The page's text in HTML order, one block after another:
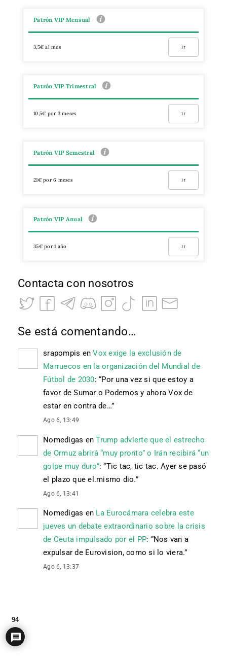
Patrón VIP Mensual
3,5€ al mes Ir
Patrón VIP Trimestral
10,5€ por 3 meses Ir
Patrón VIP Semestral
21€ por 6 meses Ir
Patrón VIP Anual
35€ por 1 año Ir
Contacta con nosotros
Se está comentando…
srapompis enVox exige la exclusión de
Marruecos en la organización del Mundial de
Fútbol de 2030: “Por una vez si que estoy a
favor de Sumar o Podemos y ahora Vox de
estar en contra de…”
Ago 6, 13:49
Nomedigas enTrump advierte que el estrecho
de Ormuz abrirá “muy pronto” o Irán recibirá “un
golpe muy duro”: “Tic tac, tic tac. Ayer se pasó
el plazo que el.mismo dio.”
Ago 6, 13:41
Nomedigas en La Eurocámara celebra este
jueves un debate extraordinario sobre la crisis
de Ceuta impulsado por el PP: “Nos van a
expulsar de Eurovision, como si lo viera.”
Ago 6, 13:37
94